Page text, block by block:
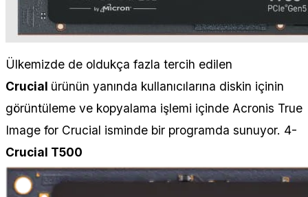
Ülkemizde de oldukça fazla tercih edilen
Crucial ürünün yanında kullanıcılarına diskin içinin
görüntüleme ve kopyalama işlemi içinde Acronis True
Image for Crucial isminde bir programda sunuyor. 4-
Crucial T500